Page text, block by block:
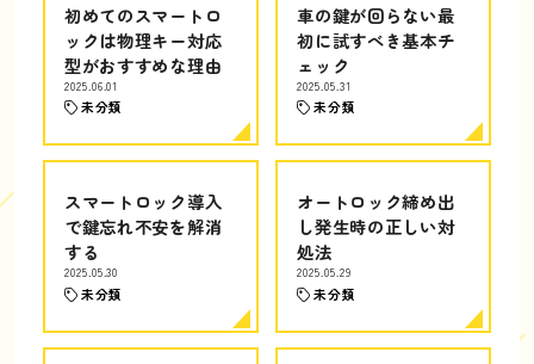
初めてのスマートロ
ックは物理キー対応
型がおすすめな理由
2025.06.01
未分類
車の鍵が回らない最
初に試すべき基本チ
ェック
2025.05.31
未分類
スマートロック導入
で鍵忘れ不安を解消
する
2025.05.30
未分類
オートロック締め出
し発生時の正しい対
処法
2025.05.29
未分類